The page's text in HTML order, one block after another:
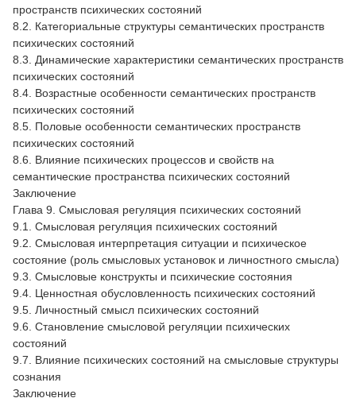
пространств психических состояний
8.2. Категориальные структуры семантических пространств
психических состояний
8.3. Динамические характеристики семантических пространств
психических состояний
8.4. Возрастные особенности семантических пространств
психических состояний
8.5. Половые особенности семантических пространств
психических состояний
8.6. Влияние психических процессов и свойств на
семантические пространства психических состояний
Заключение
Глава 9. Смысловая регуляция психических состояний
9.1. Cмысловая регуляция психических состояний
9.2. Смысловая интерпретация ситуации и психическое
состояние (роль смысловых установок и личностного смысла)
9.3. Смысловые конструкты и психические состояния
9.4. Ценностная обусловленность психических состояний
9.5. Личностный смысл психических состояний
9.6. Становление смысловой регуляции психических
состояний
9.7. Влияние психических состояний на смысловые структуры
сознания
Заключение